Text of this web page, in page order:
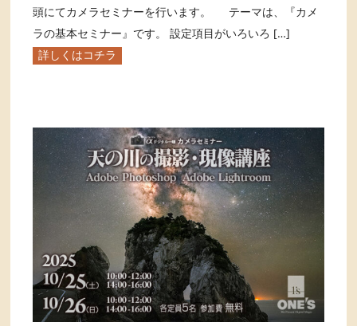
頭にてカメラセミナーを行います。 テーマは、『カメ
ラの基本セミナー』です。 設定項目がいろいろ […]
詳しくはコチラ